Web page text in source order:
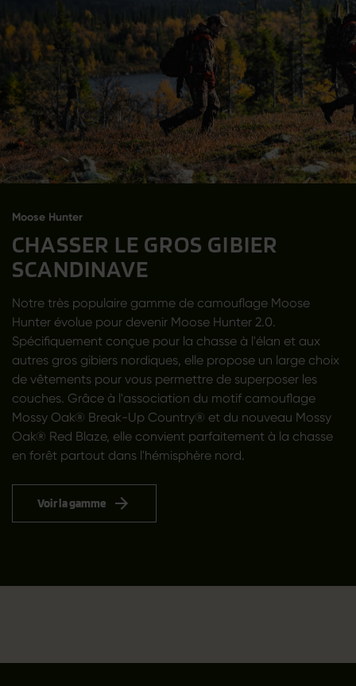
Moose Hunter
CHASSER LE GROS GIBIER
SCANDINAVE
Notre très populaire gamme de camouflage Moose
Hunter évolue pour devenir Moose Hunter 2.0.
Spécifiquement conçue pour la chasse à l'élan et aux
autres gros gibiers nordiques, elle propose un large choix
de vêtements pour vous permettre de superposer les
couches. Grâce à l'association du motif camouflage
Mossy Oak® Break-Up Country® et du nouveau Mossy
Oak® Red Blaze, elle convient parfaitement à la chasse
en forêt partout dans l'hémisphère nord.
Voir la gamme